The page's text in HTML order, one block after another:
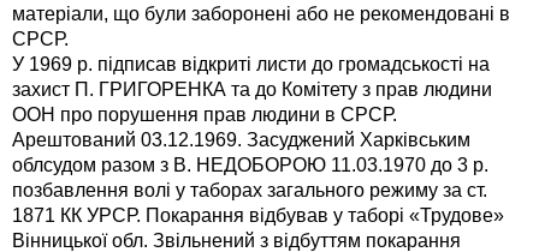
матеріали, що були заборонені або не рекомендовані в
СРСР.
У 1969 р. підписав відкриті листи до громадськості на
захист П. ГРИГОРЕНКА та до Комітету з прав людини
ООН про порушення прав людини в СРСР.
Арештований 03.12.1969. Засуджений Харківським
облсудом разом з В. НЕДОБОРОЮ 11.03.1970 до 3 р.
позбавлення волі у таборах загального режиму за ст.
1871 КК УРСР. Покарання відбував у таборі «Трудове»
Вінницької обл. Звільнений з відбуттям покарання